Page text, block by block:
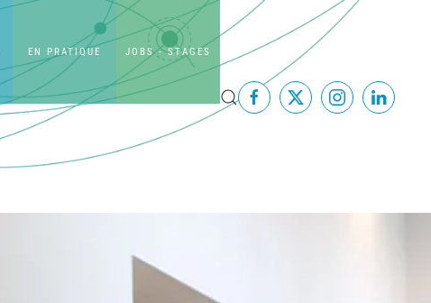
EN PRATIQUE JOBS - STAGES